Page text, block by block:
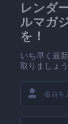
レンダ
ルマガ
を！
いち早く最
取りましょう